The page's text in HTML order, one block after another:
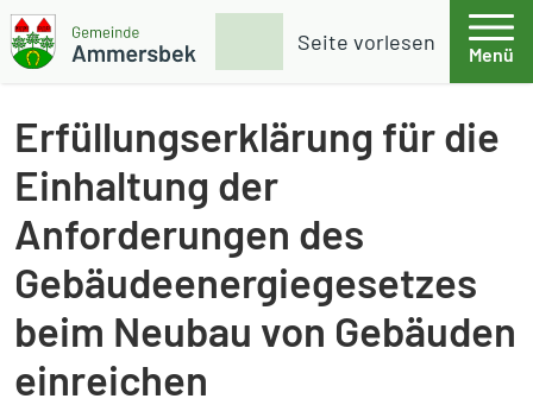
Weiter zum Inhalt
Skip to footer
Seite vorlesen
Suche
Menü
Erfüllungserklärung für die
Einhaltung der
Anforderungen des
Gebäudeenergiegesetzes
beim Neubau von Gebäuden
einreichen